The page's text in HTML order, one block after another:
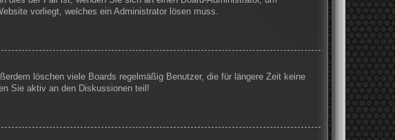
vorliegt, welches ein Administrator lösen muss.
löschen viele Boards regelmäßig Benutzer, die für längere Zeit keine
Sie aktiv an den Diskussionen teil!